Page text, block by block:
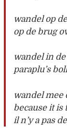
wandel op
op de brug
wandel in
paraplu’s
wandel mee
because it is
il n’y a pas